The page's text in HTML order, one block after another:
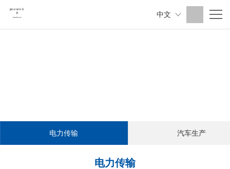
中文
电力传输 汽车生产
电力传输